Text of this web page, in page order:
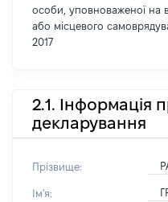
особи, уповноваженої на
або місцевого
2017
2.1. Інформація
декларування
Прізвище:
Ім'я: